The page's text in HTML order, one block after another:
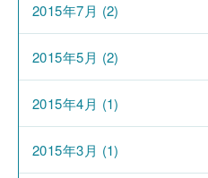
2015年7月 (2)
2015年5月 (2)
2015年4月 (1)
2015年3月 (1)